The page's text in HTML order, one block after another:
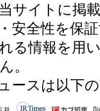
サイトに掲
安全性を保
る情報を用
。
ースは以下